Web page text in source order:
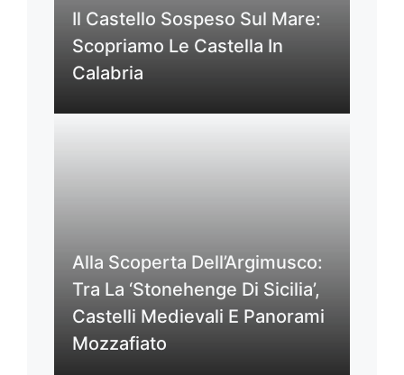
Il Castello Sospeso Sul Mare:
Scopriamo Le Castella In
Calabria
Alla Scoperta Dell’Argimusco:
Tra La ‘Stonehenge Di Sicilia’,
Castelli Medievali E Panorami
Mozzafiato